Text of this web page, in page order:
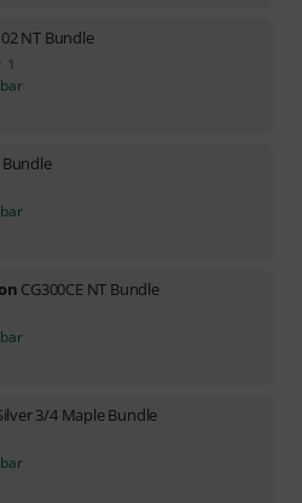
NT Bundle
1
Bundle
CG300CE NT Bundle
3/4 Maple Bundle